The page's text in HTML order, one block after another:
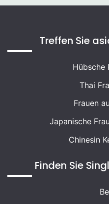
Treffen Sie
Hübsche
Thai
Frauen
Japanische
Chinesin
Finden Sie